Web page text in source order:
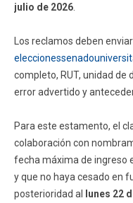
julio de 2026
Los reclamos deben
completo, RUT, unidad de
error advertido y
Para este estamento, el
colaboración con
fecha máxima de ingreso
y que no haya cesado en
posterioridad al
lunes 22